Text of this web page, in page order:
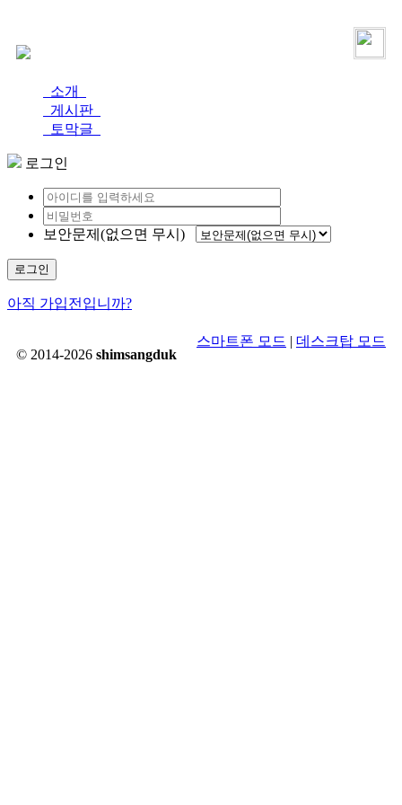
소개
게시판
토막글
로그인
보안문제(없으면 무시)
로그인
아직 가입전입니까?
© 2014-2026 shimsangduk
스마트폰 모드 | 데스크탑 모드